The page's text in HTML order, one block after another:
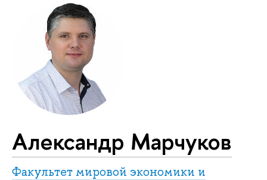
Александр Марчуков
Факультет мировой экономики и